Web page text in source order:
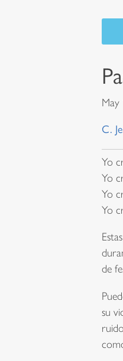
May
C.
Yo
Yo
Yo
Yo
de fe.
su